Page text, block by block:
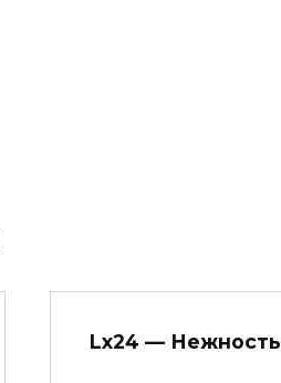
Lx24 — Нежность